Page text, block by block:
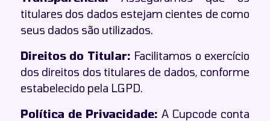
titulares dos dados estejam cientes de como
seus dados são utilizados.
Direitos do Titular: Facilitamos o exercício
dos direitos dos titulares de dados, conforme
estabelecido pela LGPD.
Política de Privacidade: A Cupcode conta